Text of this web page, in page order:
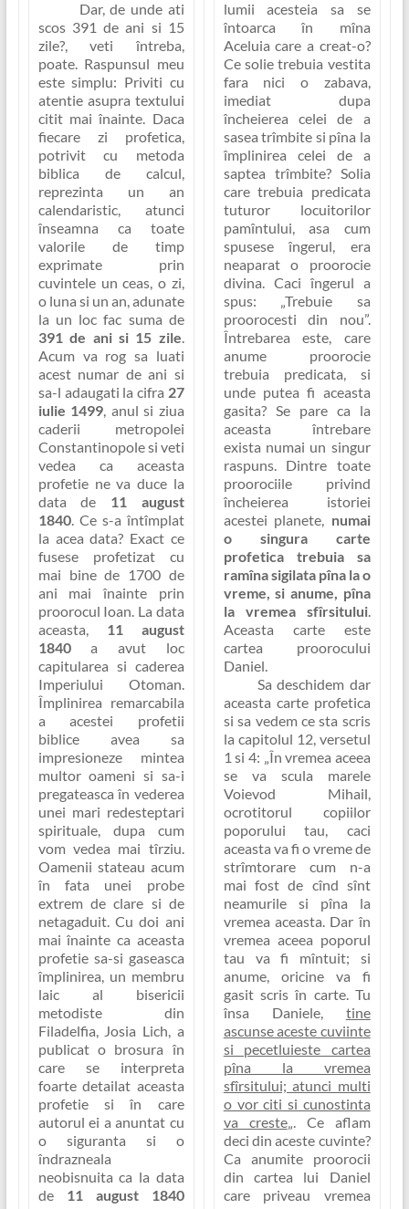
Dar, de unde ati
scos 391 de ani si 15
zile?, veti întreba,
poate. Raspunsul meu
este simplu: Priviti cu
atentie asupra textului
citit mai înainte. Daca
fiecare zi profetica,
potrivit cu metoda
biblica de calcul,
reprezinta un an
calendaristic, atunci
înseamna ca toate
valorile de timp
exprimate prin
cuvintele un ceas, o zi,
o luna si un an, adunate
la un loc fac suma de
391 de ani si 15 zile.
Acum va rog sa luati
acest numar de ani si
sa-l adaugati la cifra 27
iulie 1499, anul si ziua
caderii metropolei
Constantinopole si veti
vedea ca aceasta
profetie ne va duce la
data de 11 august
1840. Ce s-a întîmplat
la acea data? Exact ce
fusese profetizat cu
mai bine de 1700 de
ani mai înainte prin
proorocul Ioan. La data
aceasta, 11 august
1840a avut loc
capitularea si caderea
Imperiului Otoman.
Împlinirea remarcabila
a acestei profetii
biblice avea sa
impresioneze mintea
multor oameni si sa-i
pregateasca în vederea
unei mari redesteptari
spirituale, dupa cum
vom vedea mai tîrziu.
Oamenii stateau acum
în fata unei probe
extrem de clare si de
netagaduit. Cu doi ani
mai înainte ca aceasta
profetie sa-si gaseasca
împlinirea, un membru
laic al bisericii
metodiste din
Filadelfia, Josia Lich, a
publicat o brosura în
care se interpreta
foarte detailat aceasta
profetie si în care
autorul ei a anuntat cu
o siguranta si o
îndrazneala
neobisnuita ca la data
de 11 august 1840
lumii acesteia sa se
întoarca în mîna
Aceluia care a creat-o?
Ce solie trebuia vestita
fara nici o zabava,
imediat dupa
încheierea celei de a
sasea trîmbite si pîna la
împlinirea celei de a
saptea trîmbite?Solia
care trebuia predicata
tuturor locuitorilor
pamîntului, asa cum
spusese îngerul, era
neaparato proorocie
divina. Caci îngerul a
spus: „Trebuie sa
proorocesti din nou”.
Întrebarea este, care
anume proorocie
trebuia predicata, si
unde putea fi aceasta
gasita? Se pare ca la
aceasta întrebare
exista numai un singur
raspuns. Dintre toate
proorociile privind
încheierea istoriei
acestei planete, numai
o singura carte
profetica trebuia sa
ramîna sigilata pîna la o
vreme, si anume, pîna
la vremea sfîrsitului.
Aceasta carte este
cartea proorocului
Daniel.
Sa deschidem dar
aceasta carte profetica
si sa vedem ce sta scris
la capitolul 12, versetul
1 si 4: „În vremea aceea
se va scula marele
Voievod Mihail,
ocrotitorul copiilor
poporului tau, caci
aceasta va fi o vreme de
strîmtorare cum n-a
mai fost de cînd sînt
neamurile si pîna la
vremea aceasta. Dar în
vremea aceea poporul
tau va fi mîntuit; si
anume, oricine va fi
gasit scris în carte. Tu
însa Daniele, tine
ascunse aceste cuviinte
si pecetluieste cartea
pîna la vremea
sfîrsitului; atunci multi
o vor citi si cunostinta
va creste„. Ce aflam
deci din aceste cuvinte?
Ca anumite proorocii
din cartea lui Daniel
care priveau vremea